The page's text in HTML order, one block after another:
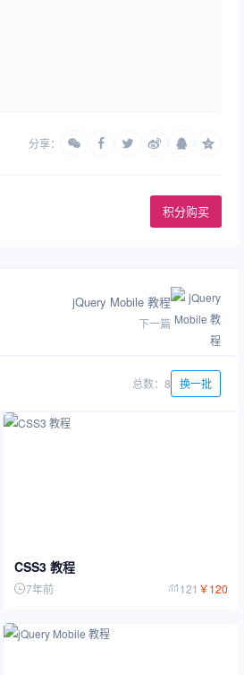
分享：
积分购买
jQuery Mobile 教程
下一篇
总数：8 换一批
CSS3 教程
7年前 121 ￥120